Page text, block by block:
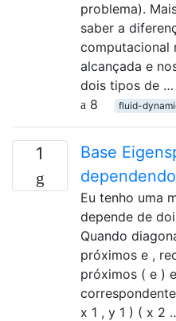
problema).
saber a
computacional
alcançada e
dois tipos de …
8
fluid-
1
Base
Eu tenho uma
depende de
Quando
próximos e ,
próximos ( e )
x 1 , y 1 ) ( x 2